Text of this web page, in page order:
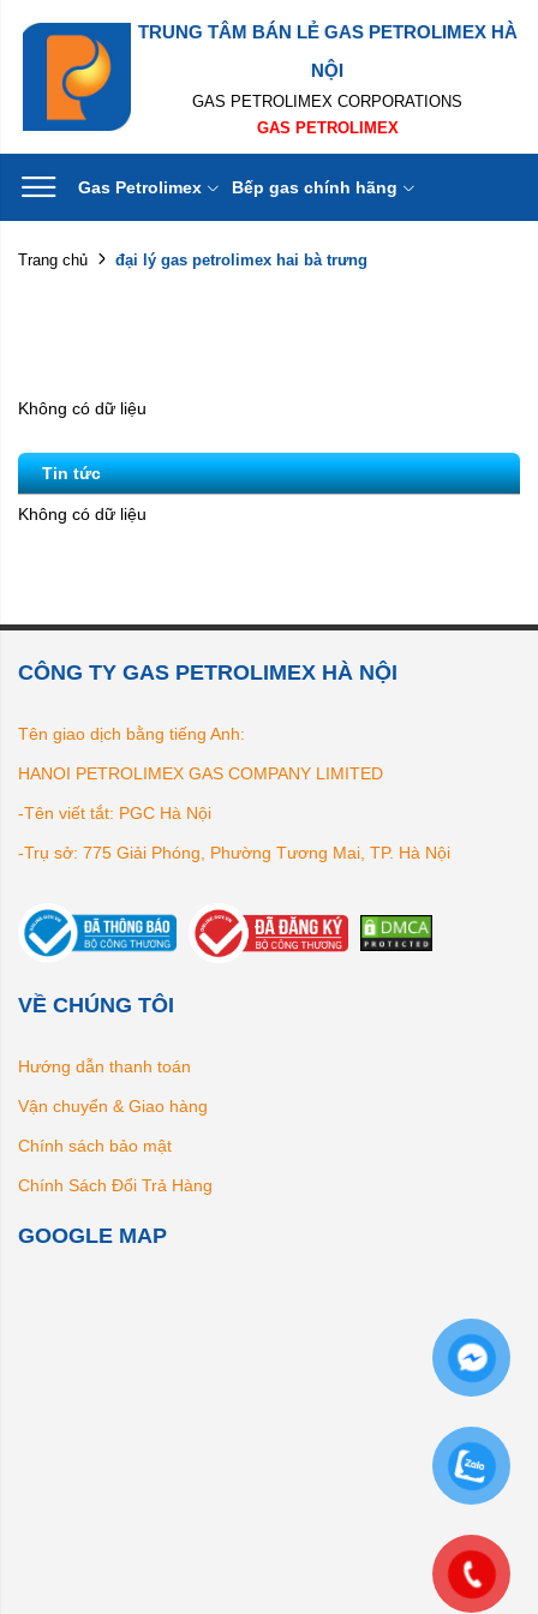
TRUNG TÂM BÁN LẺ GAS PETROLIMEX HÀ
NỘI
GAS PETROLIMEX CORPORATIONS
GAS PETROLIMEX
Gas Petrolimex Bếp gas chính hãng
Trang chủ đại lý gas petrolimex hai bà trưng
Không có dữ liệu
Tin tức
Không có dữ liệu
CÔNG TY GAS PETROLIMEX HÀ NỘI
Tên giao dịch bằng tiếng Anh:
HANOI PETROLIMEX GAS COMPANY LIMITED
-Tên viết tắt: PGC Hà Nội
-Trụ sở: 775 Giải Phóng, Phường Tương Mai, TP. Hà Nội
VỀ CHÚNG TÔI
Hướng dẫn thanh toán
Vận chuyển & Giao hàng
Chính sách bảo mật
Chính Sách Đổi Trả Hàng
GOOGLE MAP